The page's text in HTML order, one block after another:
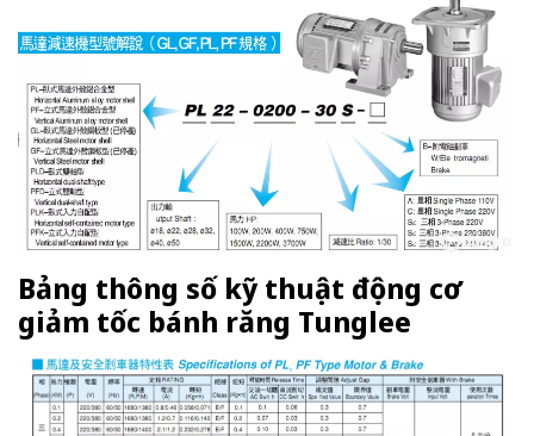
Bảng thông số kỹ thuật động cơ
giảm tốc bánh răng Tunglee